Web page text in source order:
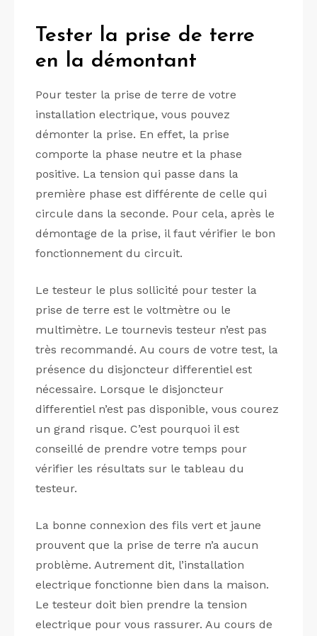
Tester la prise de terre
en la démontant
Pour tester la prise de terre de votre
installation electrique, vous pouvez
démonter la prise. En effet, la prise
comporte la phase neutre et la phase
positive. La tension qui passe dans la
première phase est différente de celle qui
circule dans la seconde. Pour cela, après le
démontage de la prise, il faut vérifier le bon
fonctionnement du circuit.
Le testeur le plus sollicité pour tester la
prise de terre est le voltmètre ou le
multimètre. Le tournevis testeur n’est pas
très recommandé. Au cours de votre test, la
présence du disjoncteur differentiel est
nécessaire. Lorsque le disjoncteur
differentiel n’est pas disponible, vous courez
un grand risque. C’est pourquoi il est
conseillé de prendre votre temps pour
vérifier les résultats sur le tableau du
testeur.
La bonne connexion des fils vert et jaune
prouvent que la prise de terre n’a aucun
problème. Autrement dit, l’installation
electrique fonctionne bien dans la maison.
Le testeur doit bien prendre la tension
electrique pour vous rassurer. Au cours de